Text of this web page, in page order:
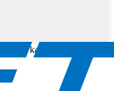
kini kanamo